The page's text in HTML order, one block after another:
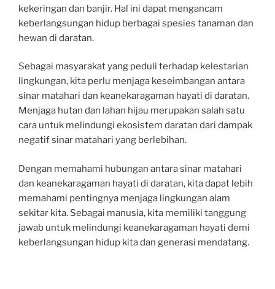
kekeringan dan banjir. Hal ini dapat mengancam
keberlangsungan hidup berbagai spesies tanaman dan
hewan di daratan.
Sebagai masyarakat yang peduli terhadap kelestarian
lingkungan, kita perlu menjaga keseimbangan antara
sinar matahari dan keanekaragaman hayati di daratan.
Menjaga hutan dan lahan hijau merupakan salah satu
cara untuk melindungi ekosistem daratan dari dampak
negatif sinar matahari yang berlebihan.
Dengan memahami hubungan antara sinar matahari
dan keanekaragaman hayati di daratan, kita dapat lebih
memahami pentingnya menjaga lingkungan alam
sekitar kita. Sebagai manusia, kita memiliki tanggung
jawab untuk melindungi keanekaragaman hayati demi
keberlangsungan hidup kita dan generasi mendatang.